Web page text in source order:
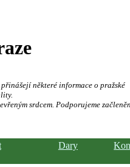
některé informace o pražské
srdcem. Podporujeme
Dary